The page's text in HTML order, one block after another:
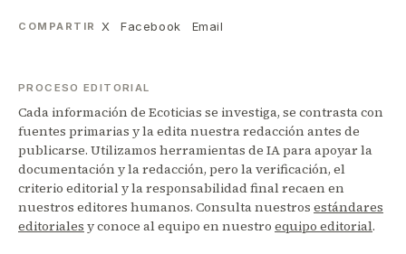
COMPARTIR X Facebook Email
PROCESO EDITORIAL
Cada información de Ecoticias se investiga, se contrasta con
fuentes primarias y la edita nuestra redacción antes de
publicarse. Utilizamos herramientas de IA para apoyar la
documentación y la redacción, pero la verificación, el
criterio editorial y la responsabilidad final recaen en
nuestros editores humanos. Consulta nuestros estándares
editoriales y conoce al equipo en nuestro equipo editorial.